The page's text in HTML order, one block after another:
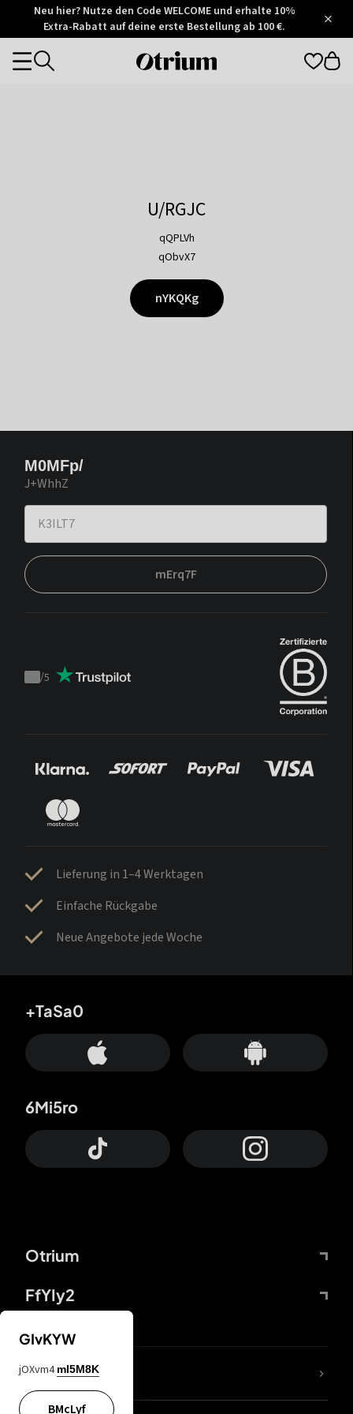
Otrium
Trustpilot
Neu hier? Nutze den Code WELCOME und erhalte 10%
Extra-Rabatt auf deine erste Bestellung ab 100 €.
Otrium
Categories
U/RGJC
qQPLVh
qObvX7
nYKQKg
M0MFp/
J+WhhZ
mErq7F
Trustpilot
/5
Lieferung in 1–4 Werktagen
Einfache Rückgabe
Neue Angebote jede Woche
Otrium
FfYIy2
+TaSa0
6Mi5ro
DDcvSo
GIvKYW
jOXvm4 mI5M8K
BMcLyf